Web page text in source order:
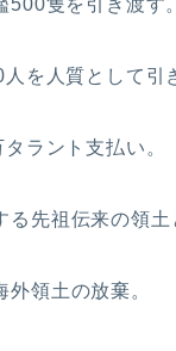
隻を引き渡す。
を人質として引
ラント支払い。
先祖伝来の領土
領土の放棄。